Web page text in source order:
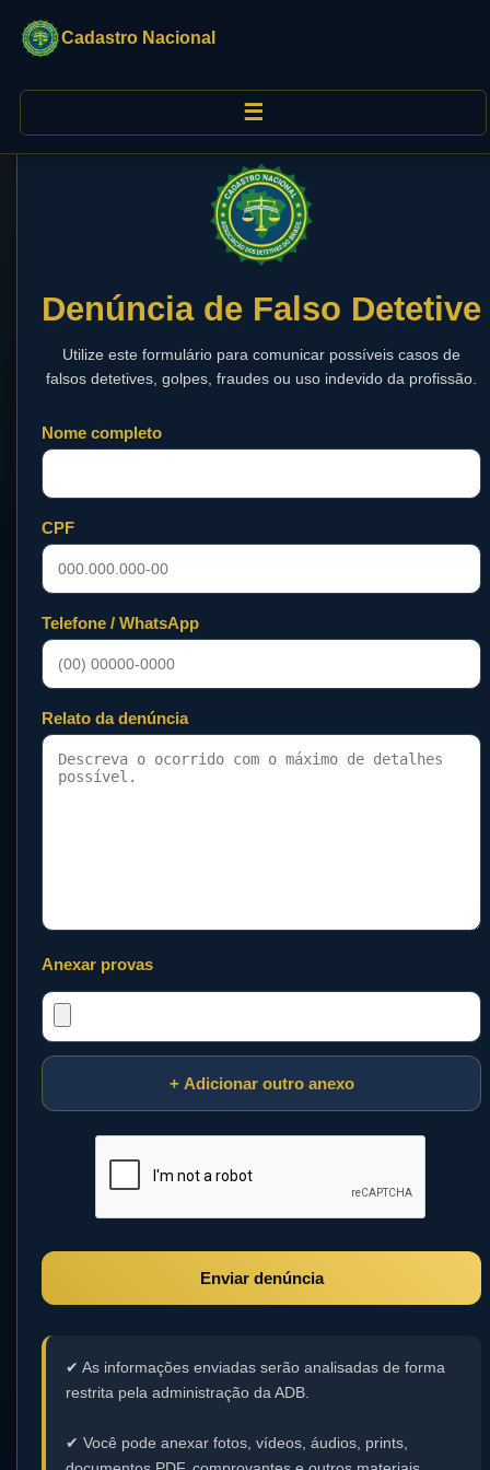
Cadastro Nacional
☰
Denúncia de Falso Detetive
Utilize este formulário para comunicar possíveis casos de
falsos detetives, golpes, fraudes ou uso indevido da profissão.
Nome completo
CPF
Telefone / WhatsApp
Relato da denúncia
Anexar provas
+ Adicionar outro anexo
Enviar denúncia
✔ As informações enviadas serão analisadas de forma
restrita pela administração da ADB.
✔ Você pode anexar fotos, vídeos, áudios, prints,